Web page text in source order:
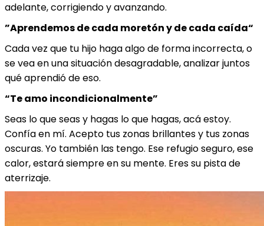
adelante, corrigiendo y avanzando.
”Aprendemos de cada moretón y de cada caída“
Cada vez que tu hijo haga algo de forma incorrecta, o
se vea en una situación desagradable, analizar juntos
qué aprendió de eso.
“Te amo incondicionalmente”
Seas lo que seas y hagas lo que hagas, acá estoy.
Confía en mí. Acepto tus zonas brillantes y tus zonas
oscuras. Yo también las tengo. Ese refugio seguro, ese
calor, estará siempre en su mente. Eres su pista de
aterrizaje.